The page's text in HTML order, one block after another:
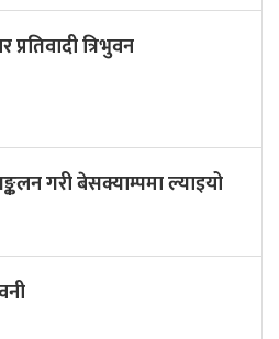
त्रिभुवन
गरी बेसक्याम्पमा ल्याइयो